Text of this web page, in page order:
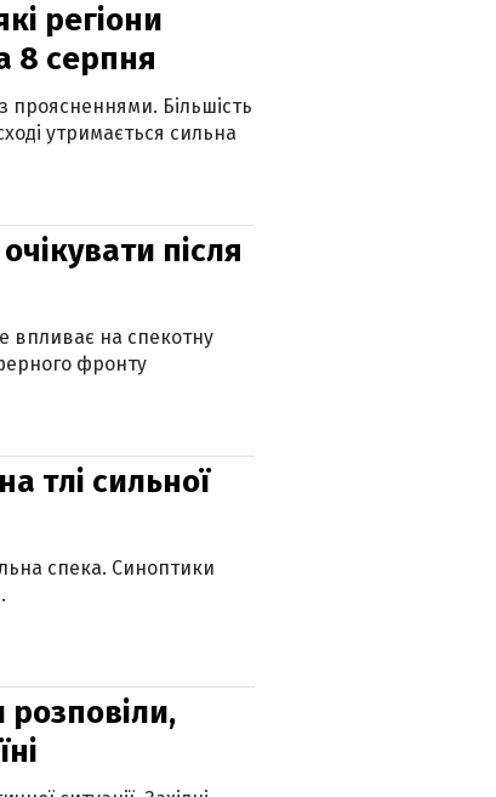
регіони
8 серпня
проясненнями. Більшість
утримається сильна
після
впливає на спекотну
фронту
тлі сильної
спека. Синоптики
розповіли,